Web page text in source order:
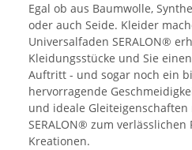
Egal ob aus Baumwolle,
oder auch Seide. Kleider
Universalfaden SERALON®
Kleidungsstücke und Sie
Auftritt - und sogar noch ein
hervorragende
und ideale
SERALON® zum
Kreationen.